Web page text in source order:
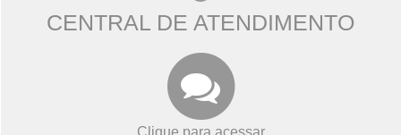
CENTRAL DE ATENDIMENTO
Clique para acessar